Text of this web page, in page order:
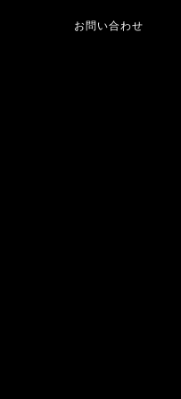
お問い合わせ